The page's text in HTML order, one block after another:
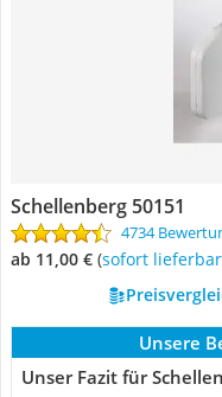
Schellenberg 50151
4734
ab 11,00 € ( Sofort lieferbar
Unsere
Unser Fazit für